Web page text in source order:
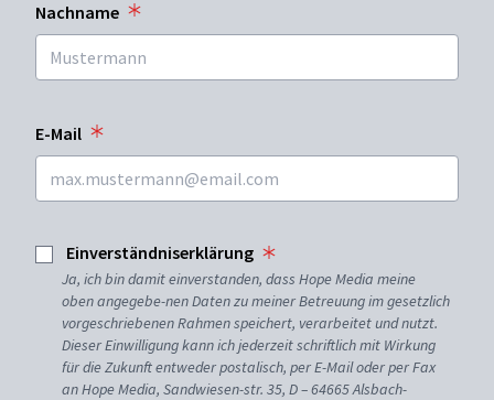
Nachname
E-Mail
Einverständniserklärung
Ja, ich bin damit einverstanden, dass Hope Media meine
oben angegebe-nen Daten zu meiner Betreuung im gesetzlich
vorgeschriebenen Rahmen speichert, verarbeitet und nutzt.
Dieser Einwilligung kann ich jederzeit schriftlich mit Wirkung
für die Zukunft entweder postalisch, per E-Mail oder per Fax
an Hope Media, Sandwiesen-str. 35, D – 64665 Alsbach-